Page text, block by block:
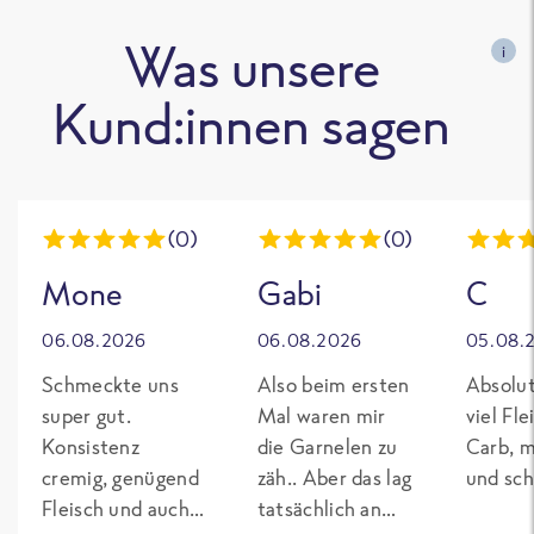
Was unsere
Kund:innen sagen
i
(0)
Mone
06.08.2026
Schmeckte uns
super gut.
Konsistenz
cremig, genügend
Fleisch und auch
(0)
Gabi
06.08.2026
Also beim ersten
Mal waren mir
die Garnelen zu
zäh.. Aber das lag
tatsächlich an
C
viel
Carb,
und